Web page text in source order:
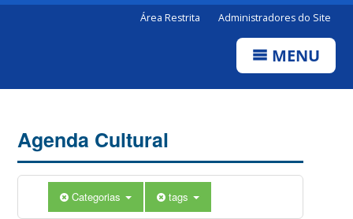
Área Restrita Administradores do Site
MENU
Agenda Cultural
Categorias tags